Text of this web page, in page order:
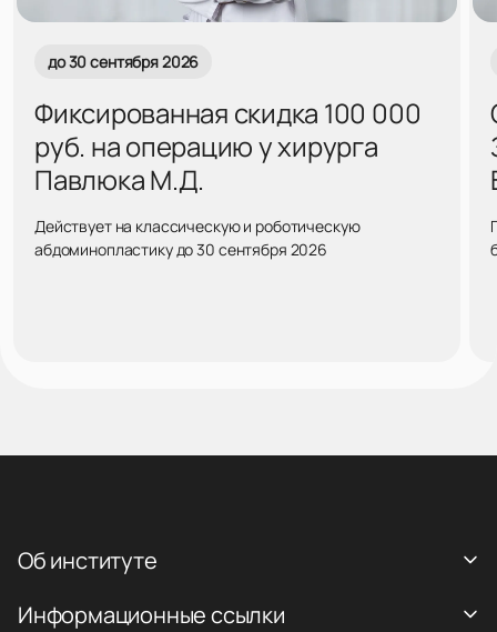
до 30 сентября 2026
Фиксированная скидка 100 000
руб. на операцию у хирурга
Павлюка М.Д.
Действует на классическую и роботическую
абдоминопластику до 30 сентября 2026
Об институте
Информационные ссылки